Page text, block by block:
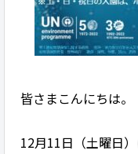
皆さまこんにちは。
12月11日（土曜日